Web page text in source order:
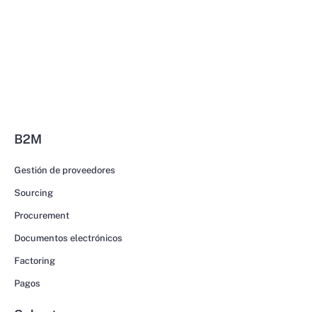
B2M
Gestión de proveedores
Sourcing
Procurement
Documentos electrónicos
Factoring
Pagos